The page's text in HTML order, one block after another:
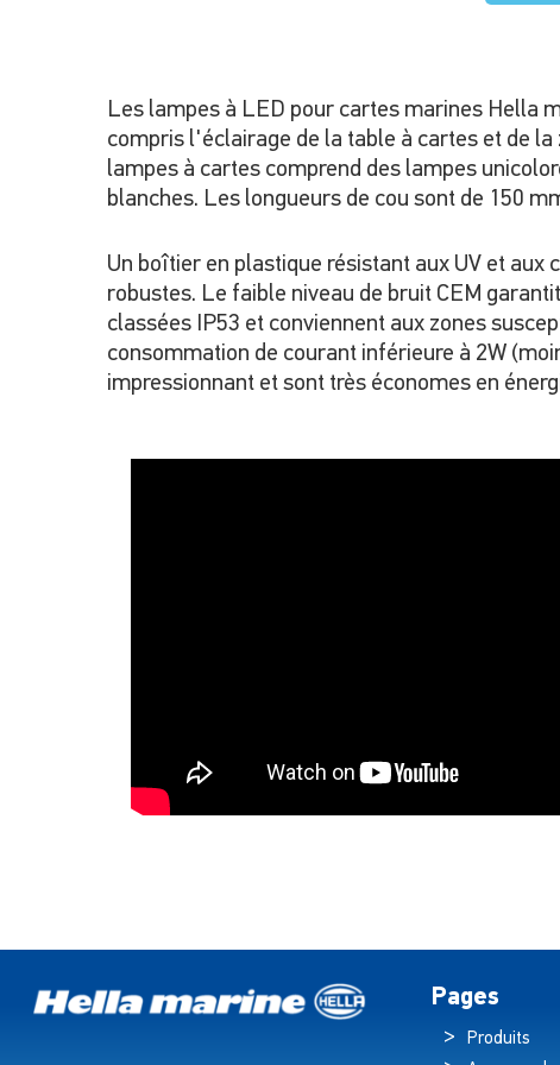
Les lampes à LED pour cartes marines Hella
compris l'éclairage de la table à cartes et de
lampes à cartes comprend des lampes
blanches. Les longueurs de cou sont de 150
Un boîtier en plastique résistant aux UV et
robustes. Le faible niveau de bruit CEM
classées IP53 et conviennent aux zones
consommation de courant inférieure à 2W
impressionnant et sont très économes en
Pages
Produits